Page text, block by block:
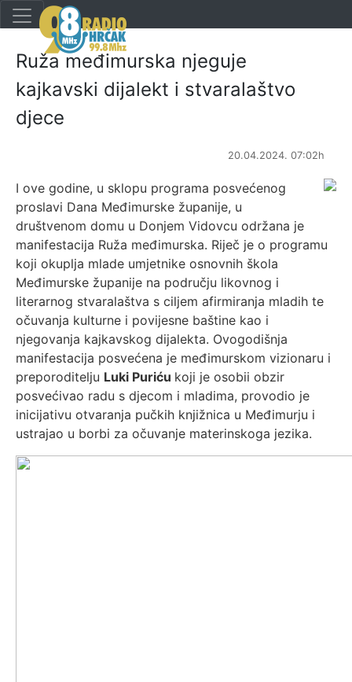
Ruža međimurska njeguje
kajkavski dijalekt i stvaralaštvo
djece
20.04.2024. 07:02h
I ove godine, u sklopu programa posvećenog
proslavi Dana Međimurske županije, u
društvenom domu u Donjem Vidovcu održana je
manifestacija Ruža međimurska. Riječ je o programu
koji okuplja mlade umjetnike osnovnih škola
Međimurske županije na području likovnog i
literarnog stvaralaštva s ciljem afirmiranja mladih te
očuvanja kulturne i povijesne baštine kao i
njegovanja kajkavskog dijalekta. Ovogodišnja
manifestacija posvećena je međimurskom vizionaru i
preporoditelju Luki Puriću koji je osobii obzir
posvećivao radu s djecom i mladima, provodio je
inicijativu otvaranja pučkih knjižnica u Međimurju i
ustrajao u borbi za očuvanje materinskoga jezika.